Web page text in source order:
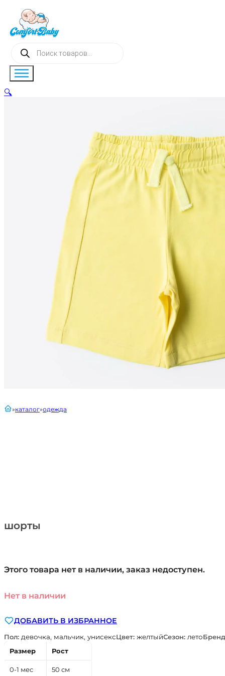
Поиск
товаров
шорты
главнаякаталог одежда
Этого товара нет в наличии, заказ недоступен.
Нет в наличии
ДОБАВИТЬ В ИЗБРАННОЕ
Пол: девочка, мальчик, унисексЦвет: желтыйСезон: лето
Размер
Рост
0-1 мес 50 см
🔍